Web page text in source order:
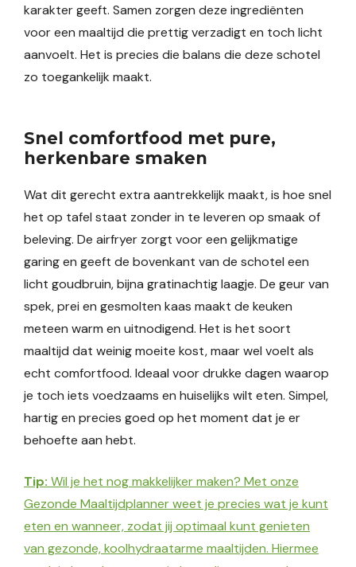
karakter geeft. Samen zorgen deze ingrediënten
voor een maaltijd die prettig verzadigt en toch licht
aanvoelt. Het is precies die balans die deze schotel
zo toegankelijk maakt.
Snel comfortfood met pure,
herkenbare smaken
Wat dit gerecht extra aantrekkelijk maakt, is hoe snel
het op tafel staat zonder in te leveren op smaak of
beleving. De airfryer zorgt voor een gelijkmatige
garing en geeft de bovenkant van de schotel een
licht goudbruin, bijna gratinachtig laagje. De geur van
spek, prei en gesmolten kaas maakt de keuken
meteen warm en uitnodigend. Het is het soort
maaltijd dat weinig moeite kost, maar wel voelt als
echt comfortfood. Ideaal voor drukke dagen waarop
je toch iets voedzaams en huiselijks wilt eten. Simpel,
hartig en precies goed op het moment dat je er
behoefte aan hebt.
Tip: Wil je het nog makkelijker maken? Met onze
Gezonde Maaltijdplanner weet je precies wat je kunt
eten en wanneer, zodat jij optimaal kunt genieten
van gezonde, koolhydraatarme maaltijden. Hiermee